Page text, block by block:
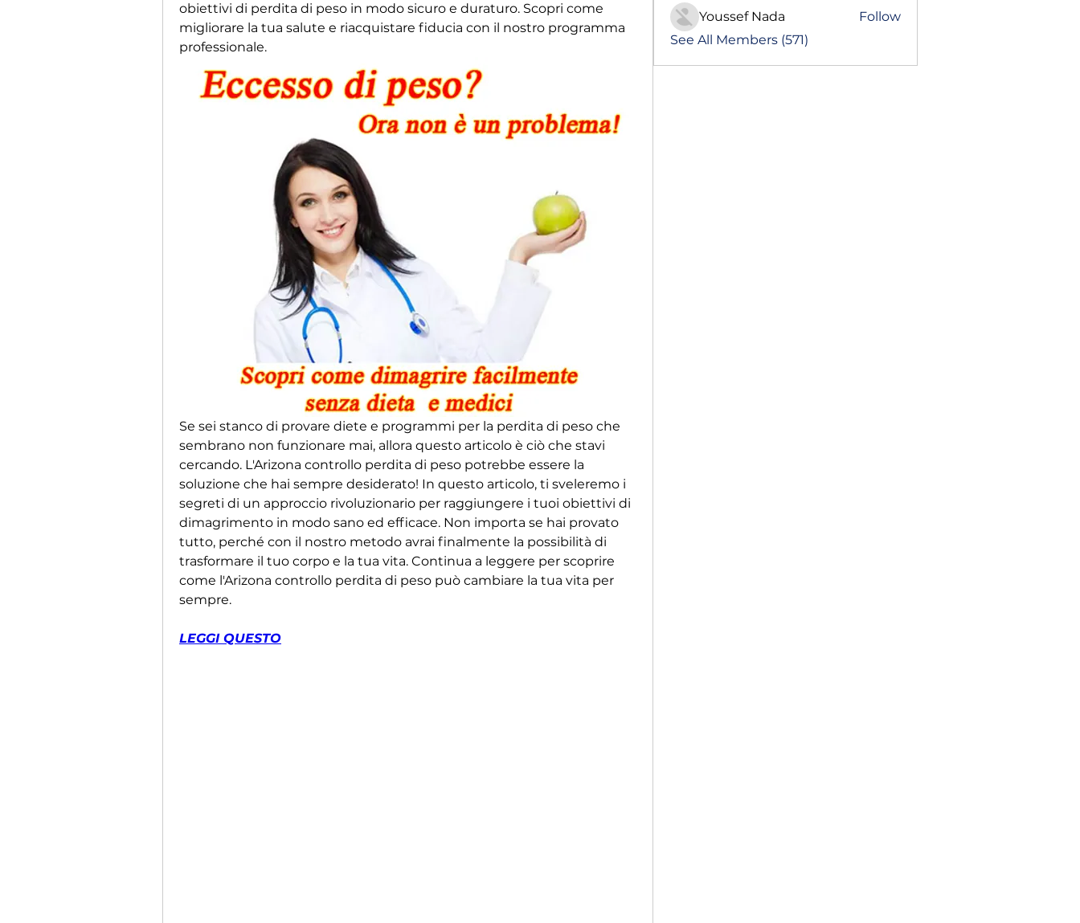
obiettivi di perdita di peso in modo sicuro e duraturo. Scopri come
migliorare la tua salute e riacquistare fiducia con il nostro programma
professionale.
Se sei stanco di provare diete e programmi per la perdita di peso che
sembrano non funzionare mai, allora questo articolo è ciò che stavi
cercando. L'Arizona controllo perdita di peso potrebbe essere la
soluzione che hai sempre desiderato! In questo articolo, ti sveleremo i
segreti di un approccio rivoluzionario per raggiungere i tuoi obiettivi di
dimagrimento in modo sano ed efficace. Non importa se hai provato
tutto, perché con il nostro metodo avrai finalmente la possibilità di
trasformare il tuo corpo e la tua vita. Continua a leggere per scoprire
come l'Arizona controllo perdita di peso può cambiare la tua vita per
sempre.
LEGGI QUESTO
Youssef Nada
Follow
See All Members (571)